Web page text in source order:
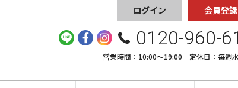
ログイン 会員登録
0120-960-
営業時間：10:00〜19:00 定休日：毎週